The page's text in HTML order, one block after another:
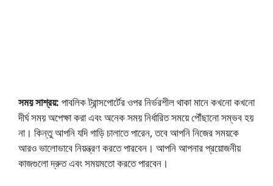
সময় সাশ্রয়: পাবলিক ট্রান্সপোর্টের ওপর নির্ভরশীল থাকা মানে কখনো কখনো
দীর্ঘ সময় অপেক্ষা করা এবং অনেক সময় নির্ধারিত সময়ে পৌঁছানো সম্ভব হয়
না। কিন্তু আপনি যদি গাড়ি চালাতে পারেন, তবে আপনি নিজের সময়কে
আরও ভালোভাবে নিয়ন্ত্রণ করতে পারবেন। আপনি আপনার প্রয়োজনীয়
কাজগুলো দ্রুত এবং সময়মতো করতে পারবেন।